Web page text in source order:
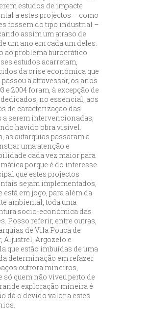
estudos de impacte
a estes projectos – como
fossem do tipo industrial –
assim um atraso de
um ano em cada um deles.
ao problema burocrático
estudos acarretam,
da crise económica que
passou a atravessar, os anos
e 2004 foram, à excepção de
no essencial, aos
de caracterização das
a serem intervencionadas,
havido obra visível.
as autarquias passaram a
uma atenção e
cada vez maior para
porque é do interesse
que estes projectos
sejam implementados,
está em jogo, para além da
ambiental, toda uma
socio-económica das
Posso referir, entre outras,
de Vila Pouca de
Aljustrel, Argozelo e
que estão imbuídas de uma
determinação em refazer
outrora mineiros,
só quem não viveu perto de
exploração mineira é
dá o devido valor a estes